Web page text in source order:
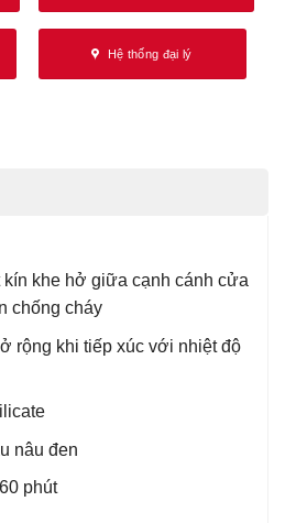
Hệ thống đại lý
khe hở giữa cạnh cánh cửa
chống cháy
rộng khi tiếp xúc với nhiệt độ
nâu đen
phút